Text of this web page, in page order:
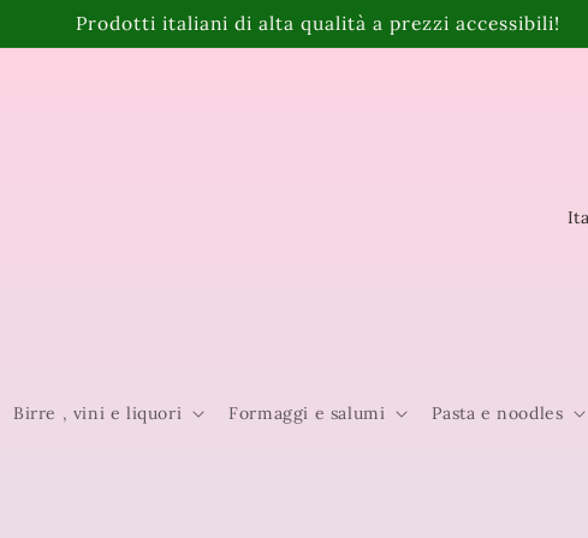
Prodotti italiani di alta qualità a prezzi accessibili!
Birre , vini e liquori Formaggi e salumi Pasta e noodles
P
/